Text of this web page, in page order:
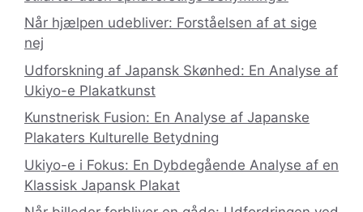
Når hjælpen udebliver: Forståelsen af at sige
nej
Udforskning af Japansk Skønhed: En Analyse af
Ukiyo-e Plakatkunst
Kunstnerisk Fusion: En Analyse af Japanske
Plakaters Kulturelle Betydning
Ukiyo-e i Fokus: En Dybdegående Analyse af en
Klassisk Japansk Plakat